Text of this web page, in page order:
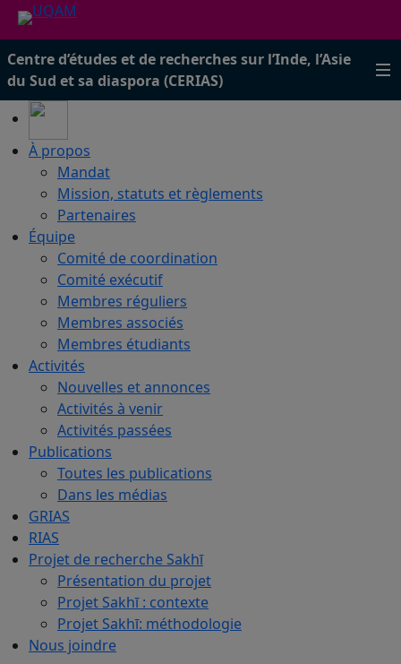
Centre d’études et de recherches sur l’Inde, l’Asie
du Sud et sa diaspora (CERIAS)
À propos
Mandat
Mission, statuts et règlements
Partenaires
Équipe
Comité de coordination
Comité exécutif
Membres réguliers
Membres associés
Membres étudiants
Activités
Nouvelles et annonces
Activités à venir
Activités passées
Publications
Toutes les publications
Dans les médias
GRIAS
RIAS
Projet de recherche Sakhī
Présentation du projet
Projet Sakhī : contexte
Projet Sakhī: méthodologie
Nous joindre